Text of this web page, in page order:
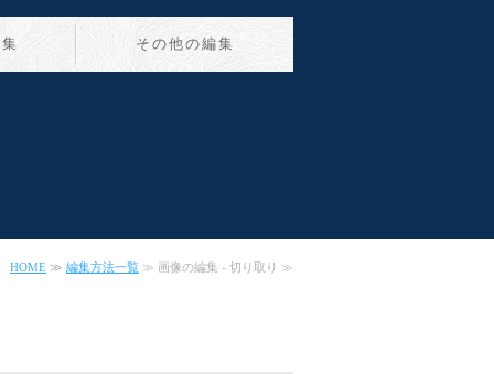
その他の編集
HOME ≫ 編集方法一覧 ≫ 画像の編集 - 切り取り ≫